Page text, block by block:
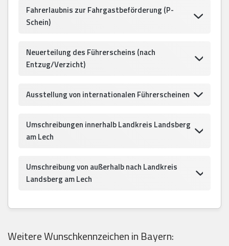
Fahrerlaubnis zur Fahrgastbeförderung (P-
Schein)
Neuerteilung des Führerscheins (nach
Entzug/Verzicht)
Ausstellung von internationalen Führerscheinen
Umschreibungen innerhalb Landkreis Landsberg
am Lech
Umschreibung von außerhalb nach Landkreis
Landsberg am Lech
Weitere Wunschkennzeichen in Bayern: